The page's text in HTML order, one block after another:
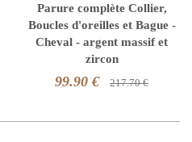
Parure complète Collier,
Boucles d'oreilles et Bague -
Cheval - argent massif et
zircon
99.90 € 217.70 €